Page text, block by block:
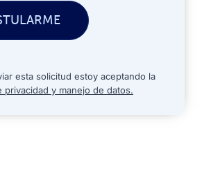
esta solicitud estoy aceptando la
privacidad y manejo de datos.